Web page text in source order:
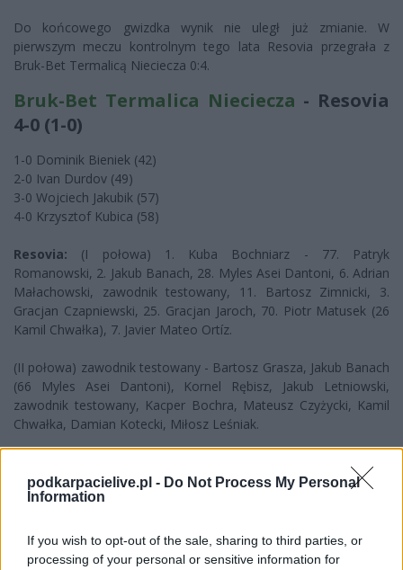
podkarpacielive.pl - Do Not Process My Personal
Information
If you wish to opt-out of the sale, sharing to third parties, or
processing of your personal or sensitive information for
Do końcowego gwizdka wynik nie uległ już zmianie. W
pierwszym meczu kontrolnym tego lata Resovia przegrała z
Bruk-Bet Termalicą Nieciecza 0:4.
Bruk-Bet Termalica Nieciecza - Resovia
4-0 (1-0)
1-0 Dominik Bieniek (42)
2-0 Ivan Durdov (49)
3-0 Wojciech Jakubik (57)
4-0 Krzysztof Kubica (58)
Resovia: (I połowa) 1. Kuba Bochniarz - 77. Patryk
Romanowski, 2. Jakub Banach, 28. Myles Asei Dantoni, 6. Adrian
Małachowski, zawodnik testowany, 11. Bartosz Zimnicki, 3.
Gracjan Czapniewski, 25. Gracjan Jaroch, 70. Piotr Matusek (26
Kamil Chwałka), 7. Javier Mateo Ortíz.
(II połowa) zawodnik testowany - Bartosz Grasza, Jakub Banach
(66 Myles Asei Dantoni), Kornel Rębisz, Jakub Letniowski,
zawodnik testowany, Kacper Bochra, Mateusz Czyżycki, Kamil
Chwałka, Damian Kotecki, Miłosz Leśniak.
Bruk-Bet Termalica Nieciecza:(I połowa) 99. Mikołaj Molga -
77. Artem Putiwcew, 28. Maciej Ambrosiewicz, 34. Patryk
Boboc, 17. Dominik Biniek, 2. Oliwier Sławiński, 24. Wojciech
Jakubik, 7. Morgan Faßbender.